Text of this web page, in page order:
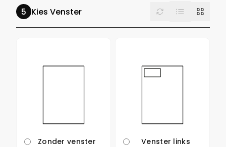
Kies Venster Reset List Grid
Zonder venster Venster links